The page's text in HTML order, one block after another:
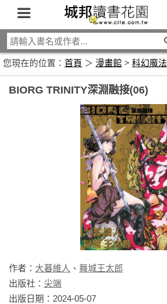
您現在的位置： 首頁 ＞ 漫畫館 > 科幻魔法
BIORG TRINITY深淵融接(06)
作者： 大暮維人 、 舞城王太郎
出版社： 尖端
出版日期：2024-05-07